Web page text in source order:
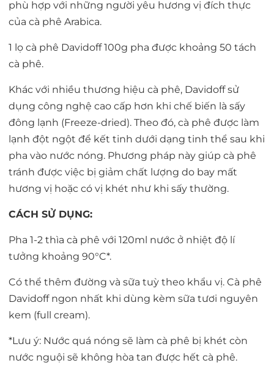
phù hợp với những người yêu hương vị đích thực
của cà phê Arabica.
1 lọ cà phê Davidoff 100g pha được khoảng 50 tách
cà phê.
Khác với nhiều thương hiệu cà phê, Davidoff sử
dụng công nghệ cao cấp hơn khi chế biến là sấy
đông lạnh (Freeze-dried). Theo đó, cà phê được làm
lạnh đột ngột để kết tinh dưới dạng tinh thể sau khi
pha vào nước nóng. Phương pháp này giúp cà phê
tránh được việc bị giảm chất lượng do bay mất
hương vị hoặc có vị khét như khi sấy thường.
CÁCH SỬ DỤNG:
Pha 1-2 thìa cà phê với 120ml nước ở nhiệt độ lí
tưởng khoảng 90°C*.
Có thể thêm đường và sữa tuỳ theo khẩu vị. Cà phê
Davidoff ngon nhất khi dùng kèm sữa tươi nguyên
kem (full cream).
*Lưu ý: Nước quá nóng sẽ làm cà phê bị khét còn
nước nguội sẽ không hòa tan được hết cà phê.